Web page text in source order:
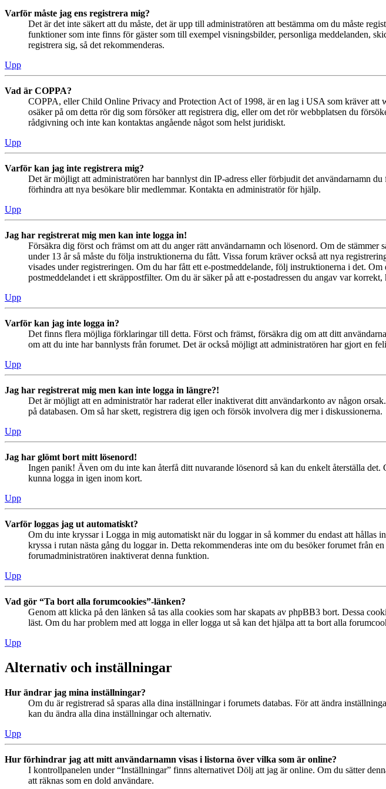
Varför måste jag ens registrera mig?
Det är det inte säkert att du måste, det är upp till administratören att bestämma om du måste
funktioner som inte finns för gäster som till exempel visningsbilder, personliga meddelanden,
registrera sig, så det rekommenderas.
Upp
Vad är COPPA?
COPPA, eller Child Online Privacy and Protection Act of 1998, är en lag i USA som kräver
osäker på om detta rör dig som försöker att registrera dig, eller om det rör webbplatsen du
rådgivning och inte kan kontaktas angående något som helst juridiskt.
Upp
Varför kan jag inte registrera mig?
Det är möjligt att administratören har bannlyst din IP-adress eller förbjudit det användarnamn
förhindra att nya besökare blir medlemmar. Kontakta en administratör för hjälp.
Upp
Jag har registrerat mig men kan inte logga in!
Försäkra dig först och främst om att du anger rätt användarnamn och lösenord. Om de
under 13 år så måste du följa instruktionerna du fått. Vissa forum kräver också att nya
visades under registreringen. Om du har fått ett e-postmeddelande, följ instruktionerna i det.
postmeddelandet i ett skräppostfilter. Om du är säker på att e-postadressen du angav var
Upp
Varför kan jag inte logga in?
Det finns flera möjliga förklaringar till detta. Först och främst, försäkra dig om att ditt
om att du inte har bannlysts från forumet. Det är också möjligt att administratören har gjort en
Upp
Jag har registrerat mig men kan inte logga in längre?!
Det är möjligt att en administratör har raderat eller inaktiverat ditt användarkonto av någon
på databasen. Om så har skett, registrera dig igen och försök involvera dig mer i diskussionerna.
Upp
Jag har glömt bort mitt lösenord!
Ingen panik! Även om du inte kan återfå ditt nuvarande lösenord så kan du enkelt återställa
kunna logga in igen inom kort.
Upp
Varför loggas jag ut automatiskt?
Om du inte kryssar i Logga in mig automatiskt när du loggar in så kommer du endast att
kryssa i rutan nästa gång du loggar in. Detta rekommenderas inte om du besöker forumet från
forumadministratören inaktiverat denna funktion.
Upp
Vad gör “Ta bort alla forumcookies”-länken?
Genom att klicka på den länken så tas alla cookies som har skapats av phpBB3 bort. Dessa
läst. Om du har problem med att logga in eller logga ut så kan det hjälpa att ta bort alla
Upp
Alternativ och inställningar
Hur ändrar jag mina inställningar?
Om du är registrerad så sparas alla dina inställningar i forumets databas. För att ändra
kan du ändra alla dina inställningar och alternativ.
Upp
Hur förhindrar jag att mitt användarnamn visas i listorna över vilka som är online?
I kontrollpanelen under “Inställningar” finns alternativet Dölj att jag är online. Om du sätter
att räknas som en dold användare.